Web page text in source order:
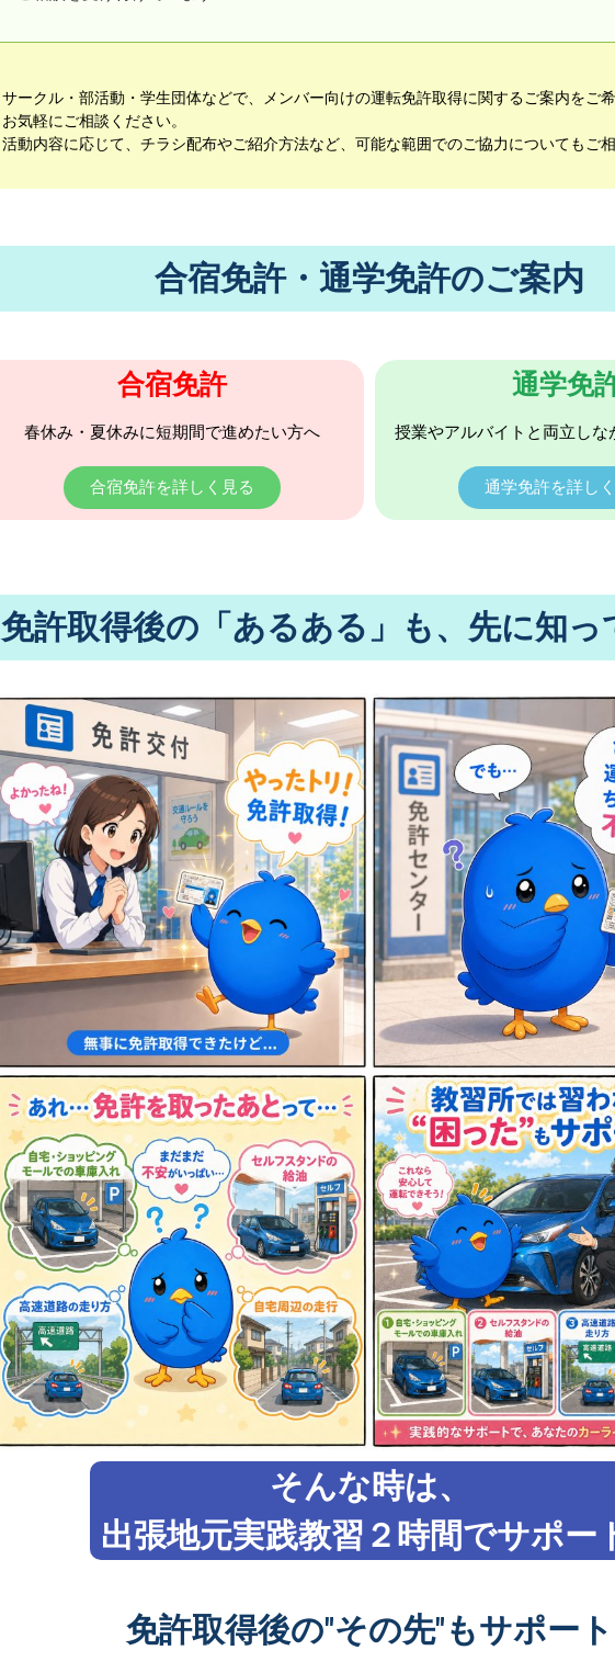
サークル・部活動・学生団体などで、メンバー向けの運転免許取得に関するご案内をご
お気軽にご相談ください。
活動内容に応じて、チラシ配布やご紹介方法など、可能な範囲でのご協力についてもご
合宿免許・通学免許のご案内
合宿免許
春休み・夏休みに短期間で進めたい方へ
合宿免許を詳しく見る
通学免
授業やアルバイトと両立しな
通学免許を詳し
免許取得後の「あるある」も、先に知っ
そんな時は、
出張地元実践教習２時間でサポー
免許取得後の"その先"もサポート